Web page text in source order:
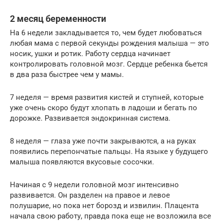
2 месяц беременности
На 6 недели закладывается то, чем будет любоваться
любая мама с первой секунды рождения малыша — это
носик, ушки и ротик. Работу сердца начинает
контролировать головной мозг. Сердце ребенка бьется
в два раза быстрее чем у мамы.
7 неделя — время развития кистей и ступней, которые
уже очень скоро будут хлопать в ладоши и бегать по
дорожке. Развивается эндокринная система.
8 неделя — глаза уже почти закрываются, а на руках
появились перепончатые пальцы. На языке у будущего
малыша появляются вкусовые сосочки.
Начиная с 9 недели головной мозг интенсивно
развивается. Он разделен на правое и левое
полушарие, но пока нет борозд и извилин. Плацента
начала свою работу, правда пока еще не возложила все